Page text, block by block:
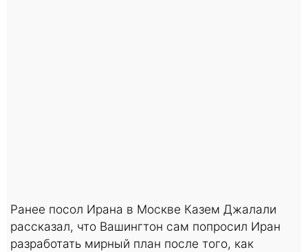
Ранее посол Ирана в Москве Казем Джалали
рассказал, что Вашингтон сам попросил Иран
разработать мирный план после того, как